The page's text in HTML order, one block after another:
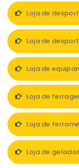
Loja de
Loja de
Loja de
Loja de
Loja de
Loja de